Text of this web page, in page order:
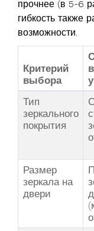
прочнее (в 5-6
гибкость также
возможности.
Критерий
выбора
Тип
зеркального
покрытия
Размер
зеркала на
двери